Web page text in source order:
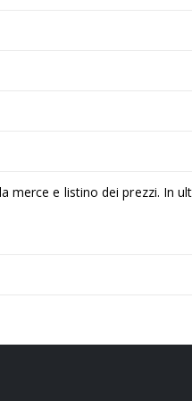
e listino dei prezzi. In